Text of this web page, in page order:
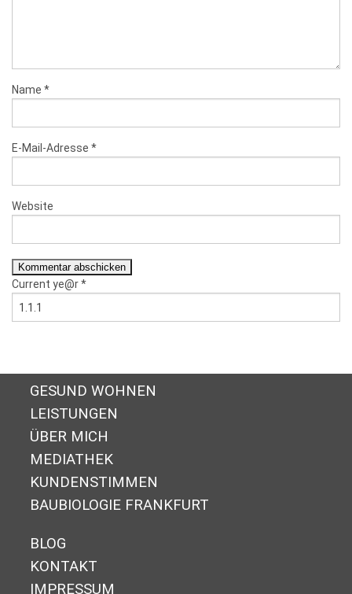
Name *
E-Mail-Adresse *
Website
Current ye@r*
GESUND WOHNEN
LEISTUNGEN
ÜBER MICH
MEDIATHEK
KUNDENSTIMMEN
BAUBIOLOGIE FRANKFURT
BLOG
KONTAKT
IMPRESSUM